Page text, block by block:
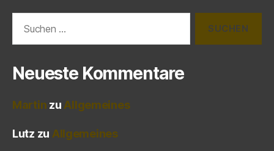
nach:
Neueste Kommentare
Martin zu Allgemeines
Lutz zu Allgemeines